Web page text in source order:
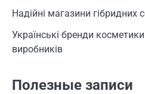
Надійні магазини гібридних
Українські бренди
виробників
Полезные записи